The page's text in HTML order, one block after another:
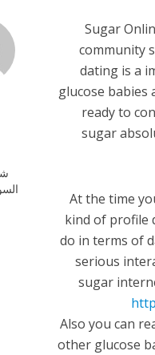
Sugar
community
dating is a
glucose
ready to
sugar
At the time
kind of profile
do in terms of
serious
sugar
Also you can
other glucose